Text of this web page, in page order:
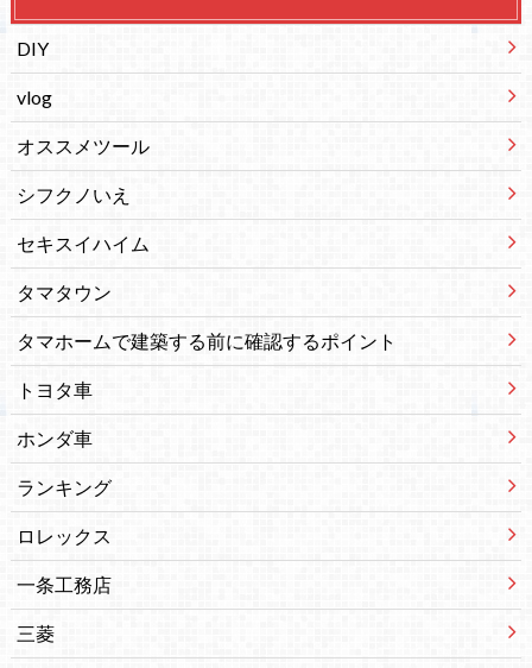
DIY
vlog
オススメツール
シフクノいえ
セキスイハイム
タマタウン
タマホームで建築する前に確認するポイント
トヨタ車
ホンダ車
ランキング
ロレックス
一条工務店
三菱